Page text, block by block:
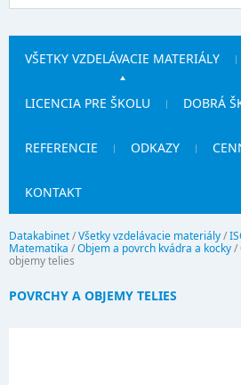
VŠETKY VZDELÁVACIE MATERIÁLY
LICENCIA PRE ŠKOLU DOBRÁ
REFERENCIE ODKAZY
KONTAKT
Datakabinet/Všetky vzdelávacie materiály/
Matematika /Objem a povrch kvádra a kocky/
objemy telies
POVRCHY A OBJEMY TELIES